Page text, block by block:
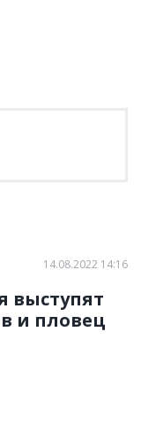
14.08.2022 14:16
выступят
и пловец